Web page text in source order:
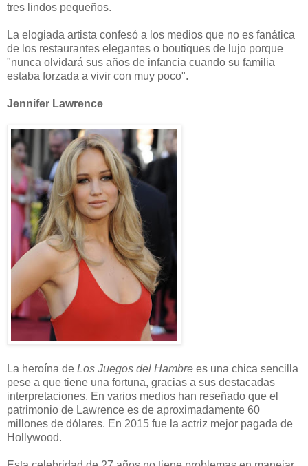
tres lindos pequeños.
La elogiada artista confesó a los medios que no es fanática
de los restaurantes elegantes o boutiques de lujo porque
"nunca olvidará sus años de infancia cuando su familia
estaba forzada a vivir con muy poco".
Jennifer Lawrence
La heroína de Los Juegos del Hambre es una chica sencilla
pese a que tiene una fortuna, gracias a sus destacadas
interpretaciones. En varios medios han reseñado que el
patrimonio de Lawrence es de aproximadamente 60
millones de dólares. En 2015 fue la actriz mejor pagada de
Hollywood.